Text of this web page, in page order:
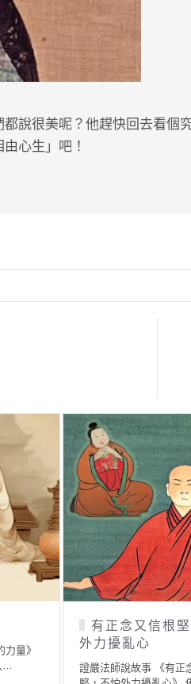
說很美呢？他趕快回去看
心生」吧！
量》
有正念又信根
外力擾亂心
證嚴法師說故事 《有正